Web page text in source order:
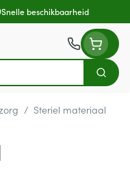
Snelle beschikbaarheid
Zoek
/ Steriel materiaal